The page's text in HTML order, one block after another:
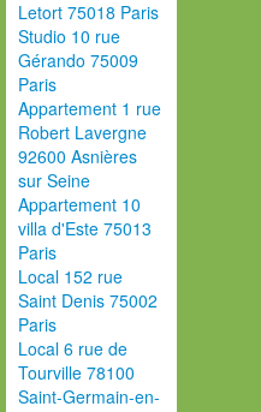
Letort 75018 Paris
Studio 10 rue
Gérando 75009
Paris
Appartement 1 rue
Robert Lavergne
92600 Asnières
sur Seine
Appartement 10
villa d'Este 75013
Paris
Local 152 rue
Saint Denis 75002
Paris
Local 6 rue de
Tourville 78100
Saint-Germain-en-